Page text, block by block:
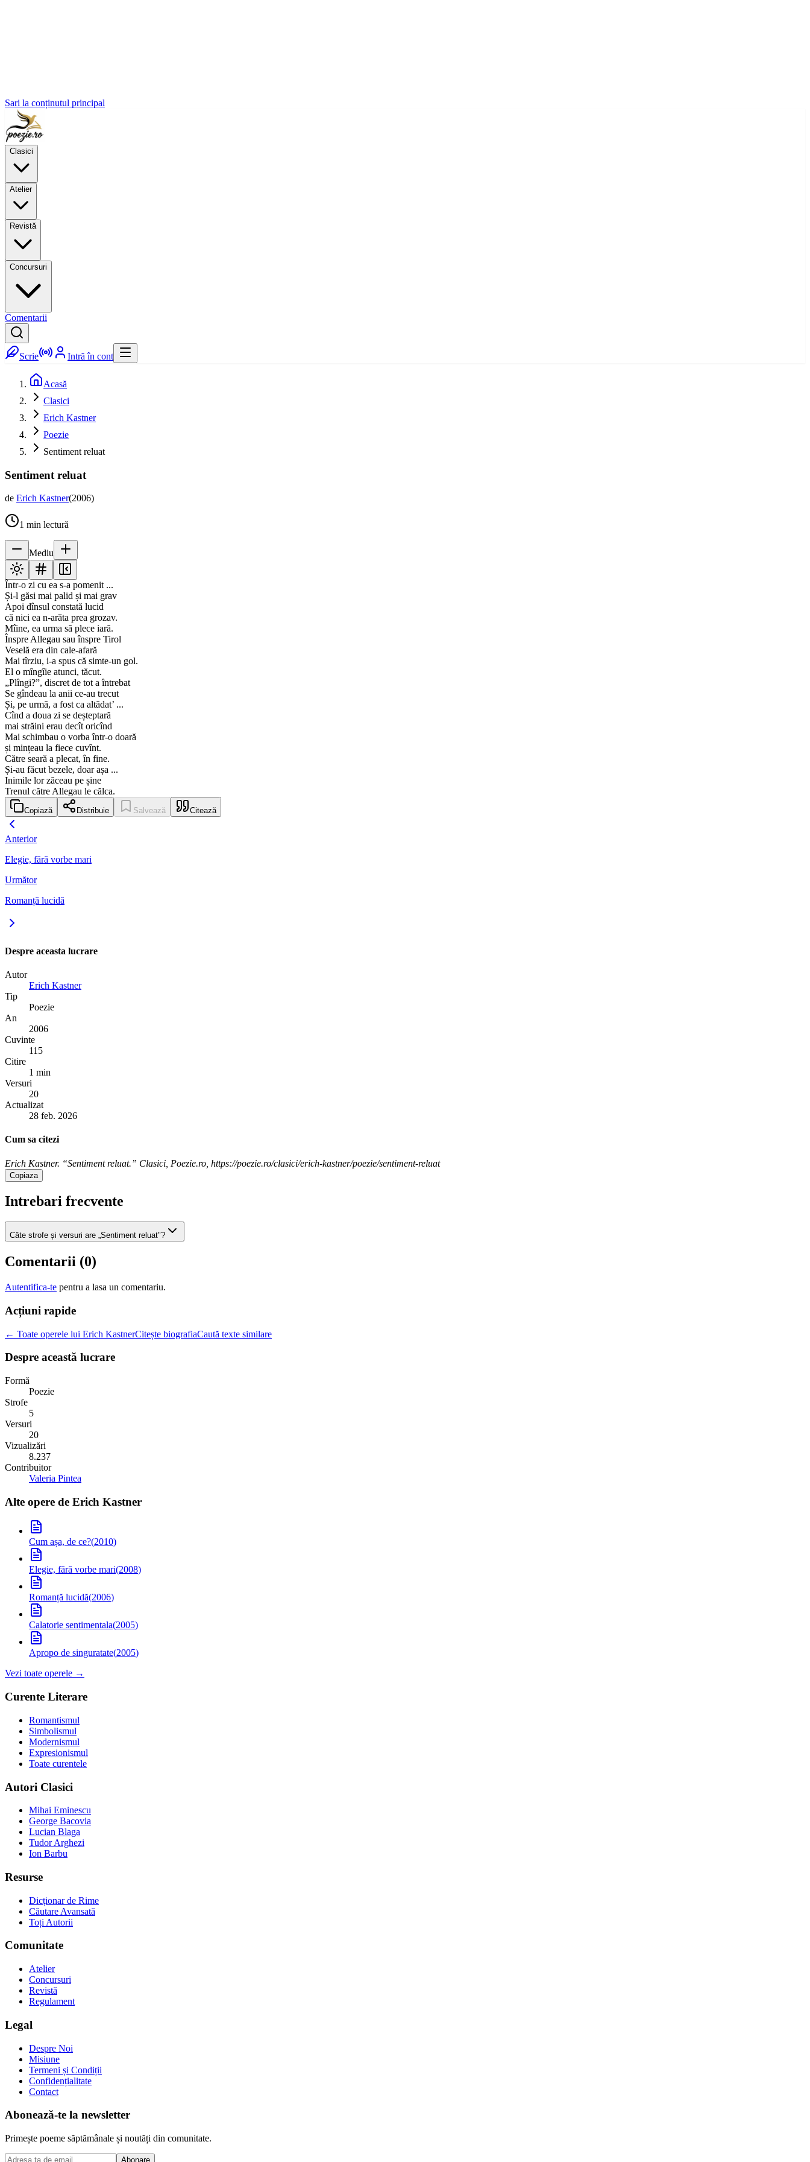
Sari la conținutul principal
Clasici
Atelier
Revistă
Concursuri
Comentarii
Scrie Intră în cont
Acasă
Clasici
Erich Kastner
Poezie
Sentiment reluat
Sentiment reluat
de Erich Kastner(2006)
1 min lectură
Mediu
Într-o zi cu ea s-a pomenit ...
Și-l găsi mai palid și mai grav
Apoi dînsul constată lucid
că nici ea n-arăta prea grozav.
Mîine, ea urma să plece iară.
Înspre Allegau sau înspre Tirol
Veselă era din cale-afară
Mai tîrziu, i-a spus că simte-un gol.
El o mîngîie atunci, tăcut.
„Plîngi?”, discret de tot a întrebat
Se gîndeau la anii ce-au trecut
Și, pe urmă, a fost ca altădat’ ...
Cînd a doua zi se deșteptară
mai străini erau decît oricînd
Mai schimbau o vorba într-o doară
și mințeau la fiece cuvînt.
Către seară a plecat, în fine.
Și-au făcut bezele, doar așa ...
Inimile lor zăceau pe șine
Trenul către Allegau le călca.
Copiază Distribuie Salvează Citează
Anterior
Elegie, fără vorbe mari
Următor
Romanță lucidă
Despre aceasta lucrare
Autor
Erich Kastner
Tip
Poezie
An
2006
Cuvinte
115
Citire
1 min
Versuri
20
Actualizat
28 feb. 2026
Cum sa citezi
Erich Kastner. “Sentiment reluat.” Clasici, Poezie.ro, https://poezie.ro/clasici/erich-kastner/poezie/sentiment-reluat
Copiaza
Intrebari frecvente
Câte strofe și versuri are „Sentiment reluat"?
Comentarii (0)
Autentifica-te pentru a lasa un comentariu.
Acțiuni rapide
← Toate operele lui Erich KastnerCitește biografiaCaută texte similare
Despre această lucrare
Formă
Poezie
Strofe
5
Versuri
20
Vizualizări
8.237
Contribuitor
Valeria Pintea
Alte opere de Erich Kastner
Cum așa, de ce?(2010)
Elegie, fără vorbe mari(2008)
Romanță lucidă(2006)
Calatorie sentimentala(2005)
Apropo de singuratate(2005)
Vezi toate operele →
Curente Literare
Romantismul
Simbolismul
Modernismul
Expresionismul
Toate curentele
Autori Clasici
Mihai Eminescu
George Bacovia
Lucian Blaga
Tudor Arghezi
Ion Barbu
Resurse
Dicționar de Rime
Căutare Avansată
Toți Autorii
Comunitate
Atelier
Concursuri
Revistă
Regulament
Legal
Despre Noi
Misiune
Termeni și Condiții
Confidențialitate
Contact
Abonează-te la newsletter
Primește poeme săptămânale și noutăți din comunitate.
Abonare